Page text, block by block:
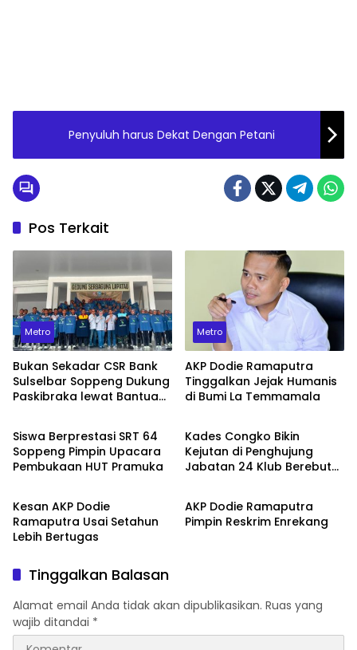
Penyuluh harus Dekat Dengan Petani
Pos Terkait
Metro
Bukan Sekadar CSR Bank
Sulselbar Soppeng Dukung
Paskibraka lewat Bantuan
Metro
AKP Dodie Ramaputra
Tinggalkan Jejak Humanis
di Bumi La Temmamala
Metro
Siswa Berprestasi SRT 64
Soppeng Pimpin Upacara
Pembukaan HUT Pramuka
Metro
Kades Congko Bikin
Kejutan di Penghujung
Jabatan 24 Klub Berebut
Metro
Kesan AKP Dodie
Ramaputra Usai Setahun
Lebih Bertugas
Metro
AKP Dodie Ramaputra
Pimpin Reskrim Enrekang
Tinggalkan Balasan
Alamat email Anda tidak akan dipublikasikan. Ruas yang
wajib ditandai *